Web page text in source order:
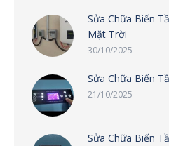
Sửa Chữa Biến
Mặt Trời
30/10/2025
Sửa Chữa Biến
21/10/2025
Sửa Chữa Biến